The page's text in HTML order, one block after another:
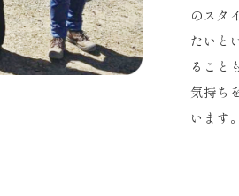
のスタ
たいと
ること
気持ち
います。